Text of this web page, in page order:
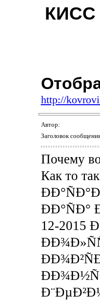
КИСС
http://
Автор:
Заголовок
Почему
Как то
12-2015